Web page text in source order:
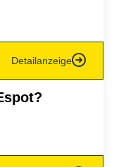
Detailanzeige